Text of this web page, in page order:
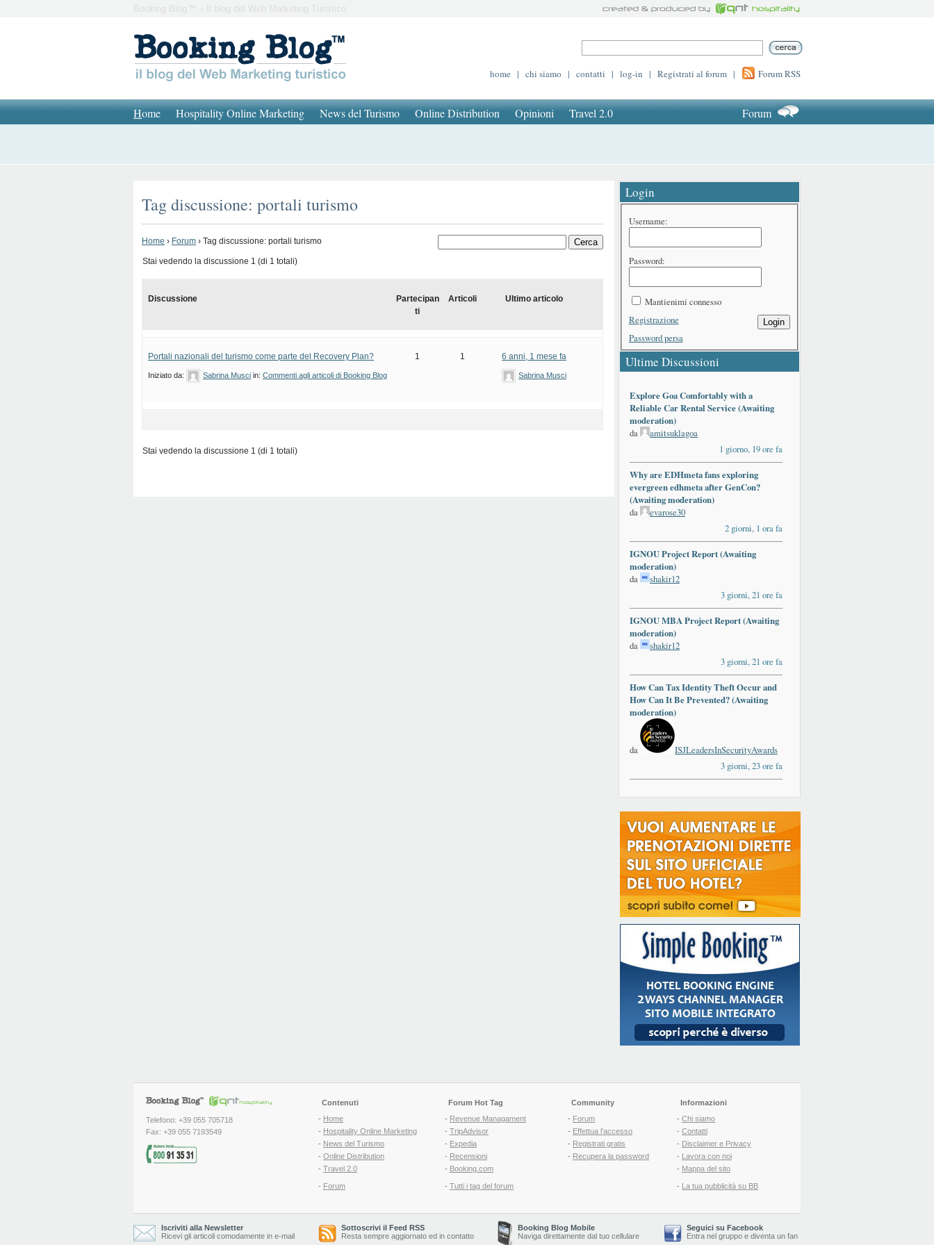
Booking Blog™ – Il blog del Web Marketing Turistico
home | chi siamo | contatti | log-in | Registrati al forum | Forum RSS
Home Hospitality Online Marketing News del Turismo Online Distribution Opinioni Travel 2.0 Forum
Tag discussione: portali turismo
Home › Forum › Tag discussione: portali turismo
Stai vedendo la discussione 1 (di 1 totali)
Discussione
Partecipan
ti
Articoli Ultimo articolo
Portali nazionali del turismo come parte del Recovery Plan?
Iniziato da: Sabrina Musci in: Commenti agli articoli di Booking Blog
1 1 6 anni, 1 mese fa
Sabrina Musci
Stai vedendo la discussione 1 (di 1 totali)
Login
Username:
Password:
Mantienimi connesso
Login
Registrazione
Password persa
Ultime Discussioni
Explore Goa Comfortably with a
Reliable Car Rental Service (Awaiting
moderation)
da
amitsuklagoa
1 giorno, 19 ore fa
Why are EDHmeta fans exploring
evergreen edhmeta after GenCon?
(Awaiting moderation)
da
evarose30
2 giorni, 1 ora fa
IGNOU Project Report (Awaiting
moderation)
da
shakir12
3 giorni, 21 ore fa
IGNOU MBA Project Report (Awaiting
moderation)
da
shakir12
3 giorni, 21 ore fa
How Can Tax Identity Theft Occur and
How Can It Be Prevented? (Awaiting
moderation)
da
ISJLeadersInSecurityAwards
3 giorni, 23 ore fa
Telefono: +39 055 705718
Fax: +39 055 7193549
Contenuti
- Home
- Hospitality Online Marketing
- News del Turismo
- Online Distribution
- Travel 2.0
- Forum
Forum Hot Tag
- Revenue Managament
- TripAdvisor
- Expedia
- Recensioni
- Booking.com
- Tutti i tag del forum
Community
- Forum
- Effettua l'accesso
- Registrati gratis
- Recupera la password
Informazioni
- Chi siamo
- Contatti
- Disclaimer e Privacy
- Lavora con noi
- Mappa del sito
- La tua pubblicità su BB
Iscriviti alla Newsletter
Ricevi gli articoli comodamente in e-mail
Sottoscrivi il Feed RSS
Resta sempre aggiornato ed in contatto
Booking Blog Mobile
Naviga direttamente dal tuo cellulare
Seguici su Facebook
Entra nel gruppo e diventa un fan